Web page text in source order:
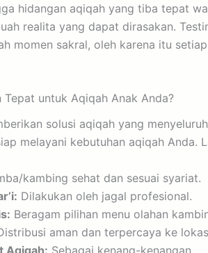
hidangan aqiqah yang tiba tepat
realita yang dapat dirasakan.
momen sakral, oleh karena itu
untuk Aqiqah Anak Anda?
solusi aqiqah yang
melayani kebutuhan aqiqah Anda.
kambing sehat dan sesuai syariat.
Dilakukan oleh jagal profesional.
Beragam pilihan menu olahan
aman dan terpercaya ke
Aqiqah: Sebagai kenang-kenangan.